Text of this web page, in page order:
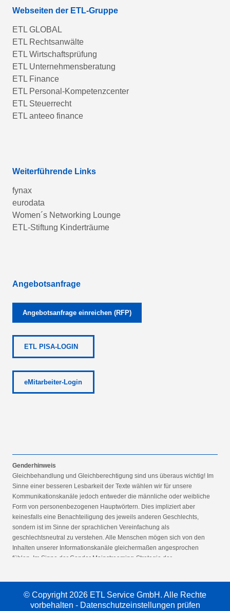
Webseiten der ETL-Gruppe
ETL GLOBAL
ETL Rechtsanwälte
ETL Wirtschaftsprüfung
ETL Unternehmensberatung
ETL Finance
ETL Personal-Kompetenzcenter
ETL Steuerrecht
ETL anteeo finance
Weiterführende Links
fynax
eurodata
Women´s Networking Lounge
ETL-Stiftung Kinderträume
Angebotsanfrage
Angebotsanfrage einreichen (RFP)
ETL PISA-LOGIN
eMitarbeiter-Login
Genderhinweis
Gleichbehandlung und Gleichberechtigung sind uns überaus wichtig! Im
Sinne einer besseren Lesbarkeit der Texte wählen wir für unsere
Kommunikationskanäle jedoch entweder die männliche oder weibliche
Form von personenbezogenen Hauptwörtern. Dies impliziert aber
keinesfalls eine Benachteiligung des jeweils anderen Geschlechts,
sondern ist im Sinne der sprachlichen Vereinfachung als
geschlechtsneutral zu verstehen. Alle Menschen mögen sich von den
Inhalten unserer Informationskanäle gleichermaßen angesprochen
fühlen. Im Sinne der Gender Mainstreaming-Strategie der
© Copyright 2026 ETL Service GmbH. Alle Rechte
vorbehalten - Datenschutzeinstellungen prüfen